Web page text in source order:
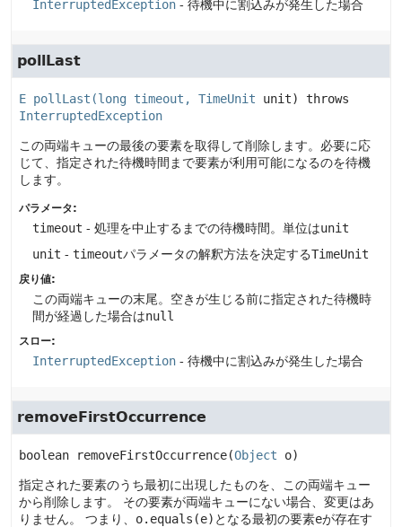
InterruptedException - 待機中に割込みが発生した場合
pollLast
E pollLast (long timeout, TimeUnit unit)
throws
InterruptedException
この両端キューの最後の要素を取得して削除します。必要に応
じて、指定された待機時間まで要素が利用可能になるのを待機
します。
パラメータ:
timeout - 処理を中止するまでの待機時間。単位はunit
unit - timeoutパラメータの解釈方法を決定するTimeUnit
戻り値:
この両端キューの末尾。空きが生じる前に指定された待機時
間が経過した場合はnull
スロー:
InterruptedException - 待機中に割込みが発生した場合
removeFirstOccurrence
boolean removeFirstOccurrence(Object o)
指定された要素のうち最初に出現したものを、この両端キュー
から削除します。
その要素が両端キューにない場合、変更はあ
りません。
つまり、 o.equals(e) となる最初の要素eが存在す